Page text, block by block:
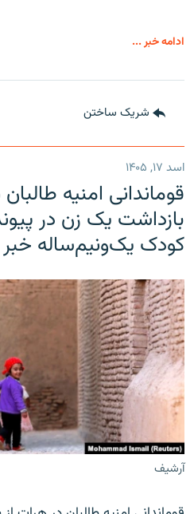
ادامه خبر ...
شریک ساختن
اسد ۱۷, ۱۴۰۵
قوماندانی امنیه
بازداشت یک زن در
کودک یک‌ونیم‌ساله خبر
آرشیف